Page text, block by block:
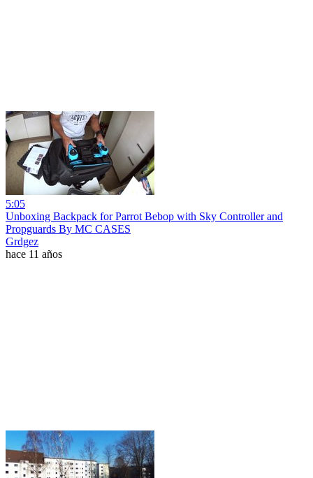
5:05
Unboxing Backpack for Parrot Bebop with Sky Controller and
Propguards By MC CASES
Grdgez
hace 11 años